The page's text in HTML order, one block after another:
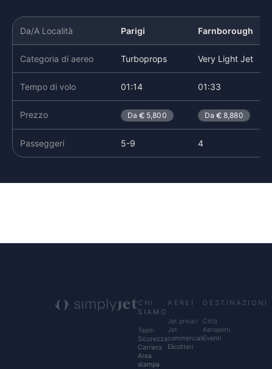
Da/A Località Parigi Farnborough
Categoria di aereo Turboprops Very Light Jet
Tempo di volo 01:14 01:33
Prezzo Da 5,800 Da 8,880
Passeggeri 5-9 4
CHI
SIAMO
Team
Sicurezza
Carriera
Area
stampa
AEREI
Jet privati
Jet
commerciali
Elicotteri
DESTINAZIONI
Città
Aeroporti
Eventi